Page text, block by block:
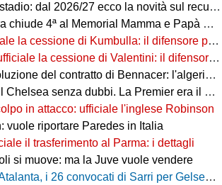
dal 2026/27 ecco la novità sul recupero
4ª al Memorial Mamma e Papà Cairo
cessione di Kumbulla: il difensore passa al Rayo Vallecano
la cessione di Valentini: il difensore passa al Deportivo Alavés
contratto di Bennacer: l'algerino saluta dopo sette anni
senza dubbi. La Premier era il mio sogno"
in attacco: ufficiale l'inglese Robinson
vuole riportare Paredes in Italia
il trasferimento al Parma: i dettagli
si muove: ma la Juve vuole vendere
i 26 convocati di Sarri per Gelsenkirchen